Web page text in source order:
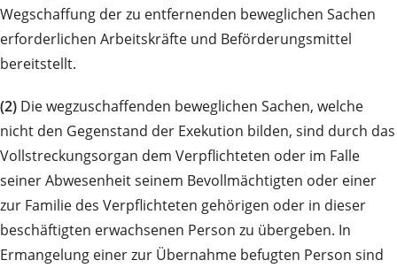
Wegschaffung der zu entfernenden beweglichen Sachen
erforderlichen Arbeitskräfte und Beförderungsmittel
bereitstellt.
(2) Die wegzuschaffenden beweglichen Sachen, welche
nicht den Gegenstand der Exekution bilden, sind durch das
Vollstreckungsorgan dem Verpflichteten oder im Falle
seiner Abwesenheit seinem Bevollmächtigten oder einer
zur Familie des Verpflichteten gehörigen oder in dieser
beschäftigten erwachsenen Person zu übergeben. In
Ermangelung einer zur Übernahme befugten Person sind